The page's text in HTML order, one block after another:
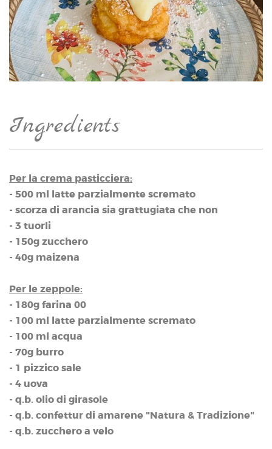
Ingredients
Per la crema pasticciera:
- 500 ml latte parzialmente scremato
- scorza di arancia sia grattugiata che non
- 3 tuorli
- 150g zucchero
- 40g maizena
Per le zeppole:
- 180g farina 00
- 100 ml latte parzialmente scremato
- 100 ml acqua
- 70g burro
- 1 pizzico sale
- 4 uova
- q.b. olio di girasole
- q.b. confettur di amarene "Natura & Tradizione"
- q.b. zucchero a velo